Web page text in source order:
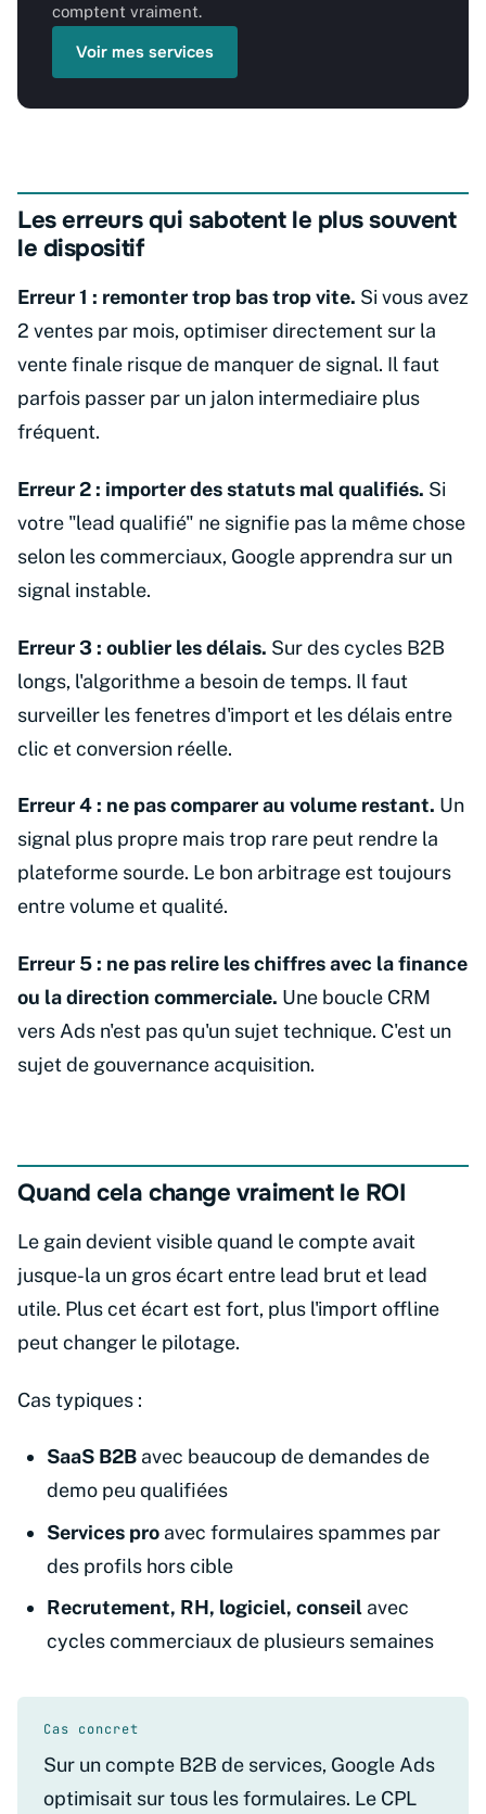
comptent vraiment.
Voir mes services
Les erreurs qui sabotent le plus souvent
le dispositif
Erreur 1 : remonter trop bas trop vite. Si vous avez
2 ventes par mois, optimiser directement sur la
vente finale risque de manquer de signal. Il faut
parfois passer par un jalon intermediaire plus
fréquent.
Erreur 2 : importer des statuts mal qualifiés. Si
votre "lead qualifié" ne signifie pas la même chose
selon les commerciaux, Google apprendra sur un
signal instable.
Erreur 3 : oublier les délais. Sur des cycles B2B
longs, l'algorithme a besoin de temps. Il faut
surveiller les fenetres d'import et les délais entre
clic et conversion réelle.
Erreur 4 : ne pas comparer au volume restant. Un
signal plus propre mais trop rare peut rendre la
plateforme sourde. Le bon arbitrage est toujours
entre volume et qualité.
Erreur 5 : ne pas relire les chiffres avec la finance
ou la direction commerciale. Une boucle CRM
vers Ads n'est pas qu'un sujet technique. C'est un
sujet de gouvernance acquisition.
Quand cela change vraiment le ROI
Le gain devient visible quand le compte avait
jusque-la un gros écart entre lead brut et lead
utile. Plus cet écart est fort, plus l'import offline
peut changer le pilotage.
Cas typiques :
SaaS B2B avec beaucoup de demandes de
demo peu qualifiées
Services pro avec formulaires spammes par
des profils hors cible
Recrutement, RH, logiciel, conseil avec
cycles commerciaux de plusieurs semaines
Cas concret
Sur un compte B2B de services, Google Ads
optimisait sur tous les formulaires. Le CPL